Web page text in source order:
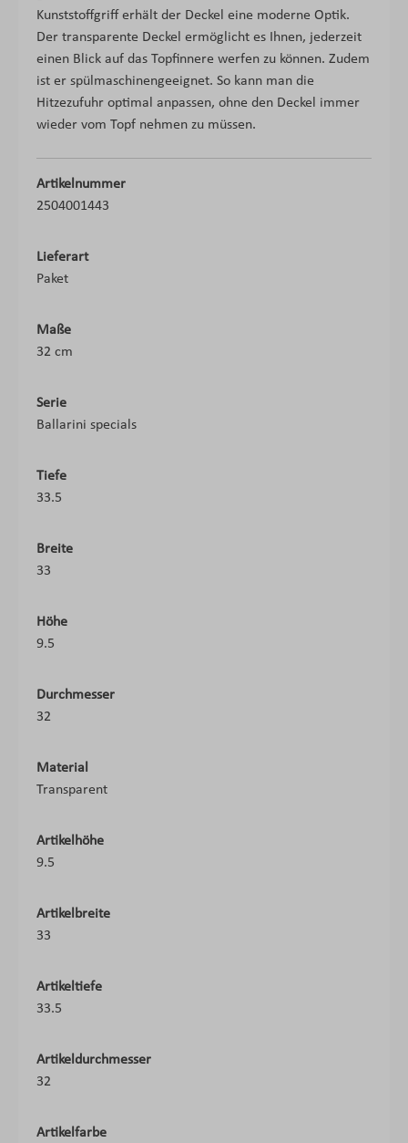
Kunststoffgriff erhält der Deckel eine moderne Optik.
Der transparente Deckel ermöglicht es Ihnen, jederzeit
einen Blick auf das Topfinnere werfen zu können. Zudem
ist er spülmaschinengeeignet. So kann man die
Hitzezufuhr optimal anpassen, ohne den Deckel immer
wieder vom Topf nehmen zu müssen.
Artikelnummer
2504001443
Lieferart
Paket
Maße
32 cm
Serie
Ballarini specials
Tiefe
33.5
Breite
33
Höhe
9.5
Durchmesser
32
Material
Transparent
Artikelhöhe
9.5
Artikelbreite
33
Artikeltiefe
33.5
Artikeldurchmesser
32
Artikelfarbe